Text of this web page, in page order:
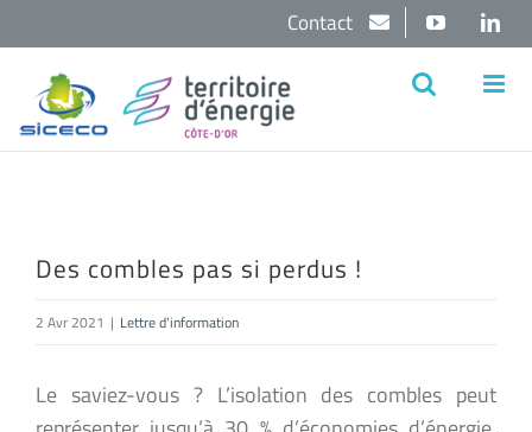
contenu
YouTube
Contact
Des combles pas si perdus !
2 Avr 2021 | Lettre d'information
Le saviez-vous ? L’isolation des combles peut